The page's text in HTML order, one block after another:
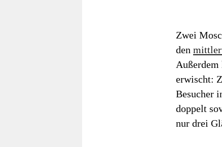
Zwei
den
Außerdem
erwischt:
Besucher
doppelt
nur drei